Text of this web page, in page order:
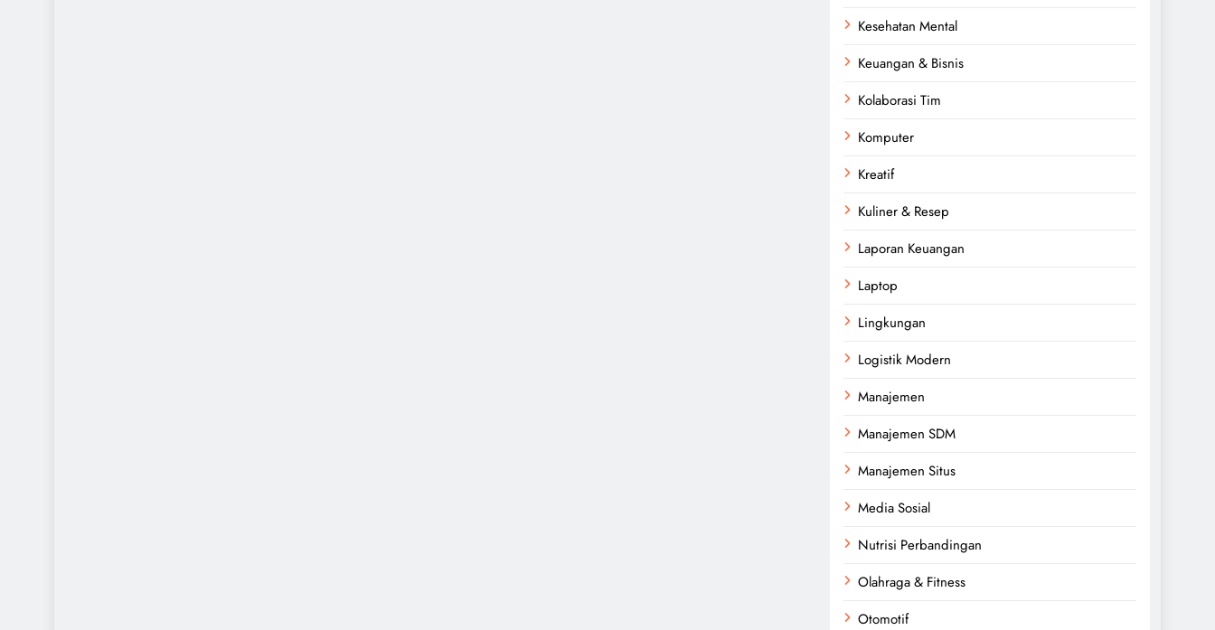
Kesehatan Mental
Keuangan & Bisnis
Kolaborasi Tim
Komputer
Kreatif
Kuliner & Resep
Laporan Keuangan
Laptop
Lingkungan
Logistik Modern
Manajemen
Manajemen SDM
Manajemen Situs
Media Sosial
Nutrisi Perbandingan
Olahraga & Fitness
Otomotif